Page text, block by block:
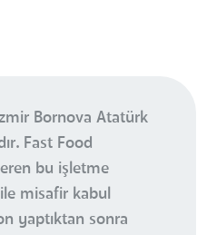
Bornova Atatürk
Fast Food
bu işletme
misafir kabul
yaptıktan sonra